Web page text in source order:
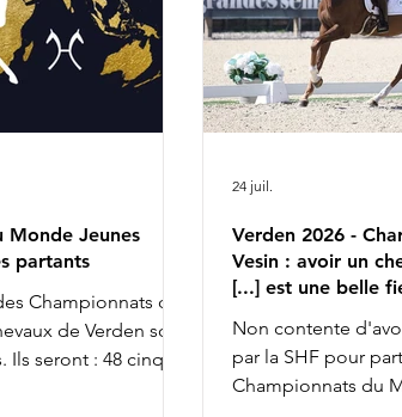
rempl
Monde Jeunes
partants
Championnats du
de Verden sont
Ils seront : 48 cinq
Verden 2026 -
Vesin : avoir un
[...] est une belle
Non contente
par la SHF pour
Championnats du
24 juil.